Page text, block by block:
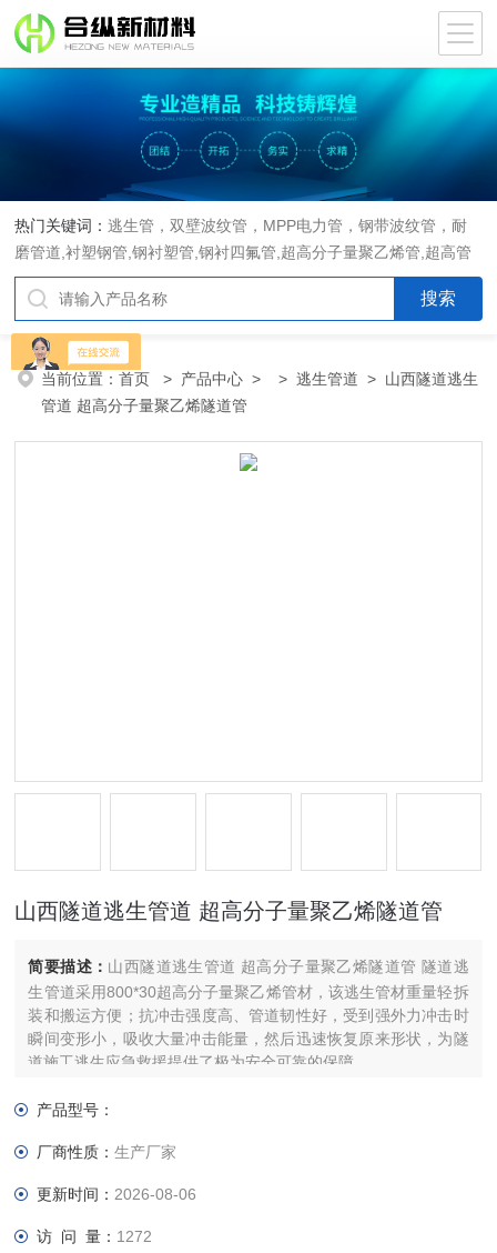
热门关键词：逃生管，双壁波纹管，MPP电力管，钢带波纹管，耐
磨管道,衬塑钢管,钢衬塑管,钢衬四氟管,超高分子量聚乙烯管,超高管
当前位置：首页 > 产品中心 > >逃生管道 > 山西隧道逃生
管道 超高分子量聚乙烯隧道管
山西隧道逃生管道 超高分子量聚乙烯隧道管
简要描述： 山西隧道逃生管道 超高分子量聚乙烯隧道管 隧道逃
生管道采用800*30超高分子量聚乙烯管材，该逃生管材重量轻拆
装和搬运方便；抗冲击强度高、管道韧性好，受到强外力冲击时
瞬间变形小，吸收大量冲击能量，然后迅速恢复原来形状，为隧
道施工逃生应急救援提供了极为安全可靠的保障。
产品型号：
厂商性质：生产厂家
更新时间： 2026-08-06
访 问 量： 1272